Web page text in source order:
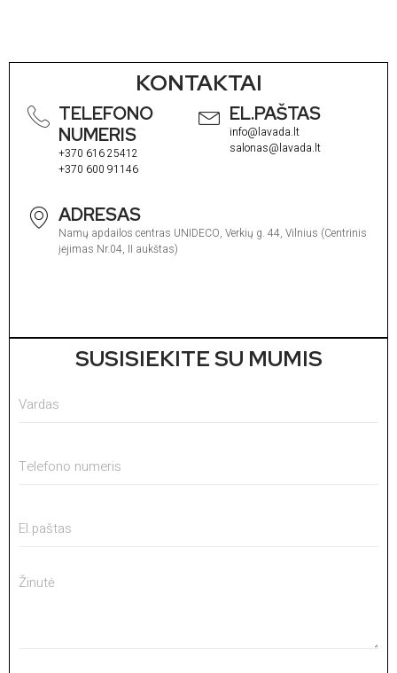
KONTAKTAI
TELEFONO
NUMERIS
+370 616 25412
+370 600 91146
EL.PAŠTAS
info@lavada.lt
salonas@lavada.lt
ADRESAS
Namų apdailos centras UNIDECO, Verkių g. 44, Vilnius (Centrinis
įėjimas Nr.04, II aukštas)
SUSISIEKITE SU MUMIS